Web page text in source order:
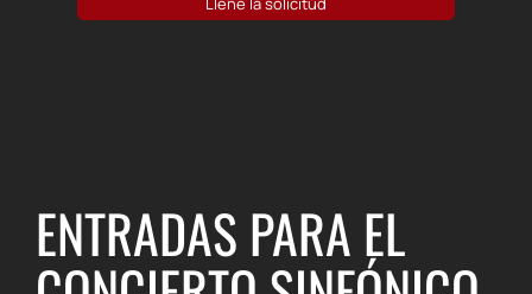
ENTRADAS PARA EL